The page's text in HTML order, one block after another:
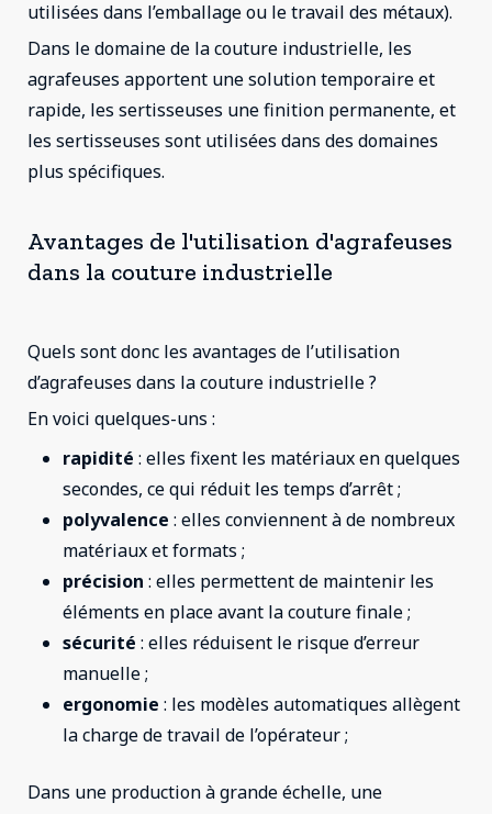
utilisées dans l’emballage ou le travail des métaux).
Dans le domaine de la couture industrielle, les
agrafeuses apportent une solution temporaire et
rapide, les sertisseuses une finition permanente, et
les sertisseuses sont utilisées dans des domaines
plus spécifiques.
Avantages de l'utilisation d'agrafeuses
dans la couture industrielle
Quels sont donc les avantages de l’utilisation
d’agrafeuses dans la couture industrielle ?
En voici quelques-uns :
rapidité : elles fixent les matériaux en quelques
secondes, ce qui réduit les temps d’arrêt ;
polyvalence : elles conviennent à de nombreux
matériaux et formats ;
précision : elles permettent de maintenir les
éléments en place avant la couture finale ;
sécurité : elles réduisent le risque d’erreur
manuelle ;
ergonomie : les modèles automatiques allègent
la charge de travail de l’opérateur ;
Dans une production à grande échelle, une